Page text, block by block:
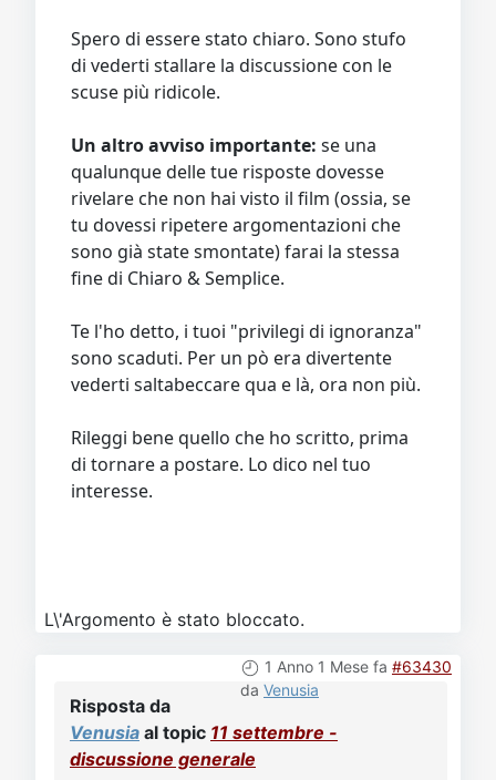
Spero di essere stato chiaro. Sono stufo
di vederti stallare la discussione con le
scuse più ridicole.
Un altro avviso importante: se una
qualunque delle tue risposte dovesse
rivelare che non hai visto il film (ossia, se
tu dovessi ripetere argomentazioni che
sono già state smontate) farai la stessa
fine di Chiaro & Semplice.
Te l'ho detto, i tuoi "privilegi di ignoranza"
sono scaduti. Per un pò era divertente
vederti saltabeccare qua e là, ora non più.
Rileggi bene quello che ho scritto, prima
di tornare a postare. Lo dico nel tuo
interesse.
L\'Argomento è stato bloccato.
1 Anno 1 Mese fa #63430
da Venusia
Risposta da
Venusia al topic 11 settembre -
discussione generale